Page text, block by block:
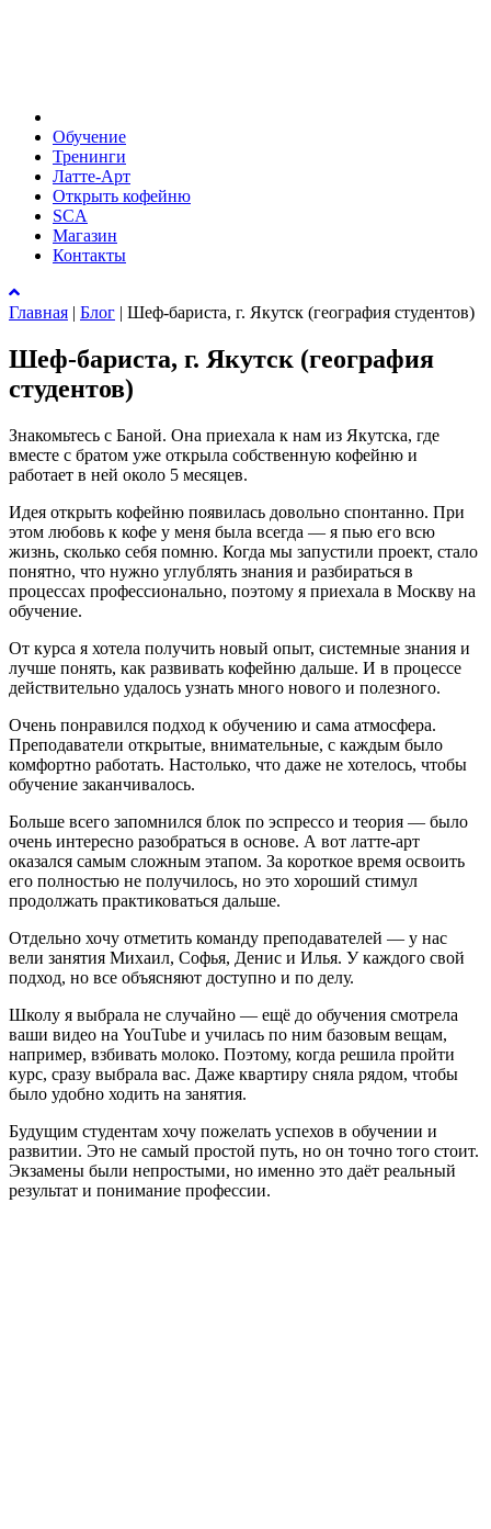
Обучение
Тренинги
Латте-Арт
Открыть кофейню
SCA
Магазин
Контакты
Главная | Блог | Шеф-бариста, г. Якутск (география студентов)
Шеф-бариста, г. Якутск (география
студентов)
Знакомьтесь с Баной. Она приехала к нам из Якутска, где
вместе с братом уже открыла собственную кофейню и
работает в ней около 5 месяцев.
Идея открыть кофейню появилась довольно спонтанно. При
этом любовь к кофе у меня была всегда — я пью его всю
жизнь, сколько себя помню. Когда мы запустили проект, стало
понятно, что нужно углублять знания и разбираться в
процессах профессионально, поэтому я приехала в Москву на
обучение.
От курса я хотела получить новый опыт, системные знания и
лучше понять, как развивать кофейню дальше. И в процессе
действительно удалось узнать много нового и полезного.
Очень понравился подход к обучению и сама атмосфера.
Преподаватели открытые, внимательные, с каждым было
комфортно работать. Настолько, что даже не хотелось, чтобы
обучение заканчивалось.
Больше всего запомнился блок по эспрессо и теория — было
очень интересно разобраться в основе. А вот латте-арт
оказался самым сложным этапом. За короткое время освоить
его полностью не получилось, но это хороший стимул
продолжать практиковаться дальше.
Отдельно хочу отметить команду преподавателей — у нас
вели занятия Михаил, Софья, Денис и Илья. У каждого свой
подход, но все объясняют доступно и по делу.
Школу я выбрала не случайно — ещё до обучения смотрела
ваши видео на YouTube и училась по ним базовым вещам,
например, взбивать молоко. Поэтому, когда решила пройти
курс, сразу выбрала вас. Даже квартиру сняла рядом, чтобы
было удобно ходить на занятия.
Будущим студентам хочу пожелать успехов в обучении и
развитии. Это не самый простой путь, но он точно того стоит.
Экзамены были непростыми, но именно это даёт реальный
результат и понимание профессии.